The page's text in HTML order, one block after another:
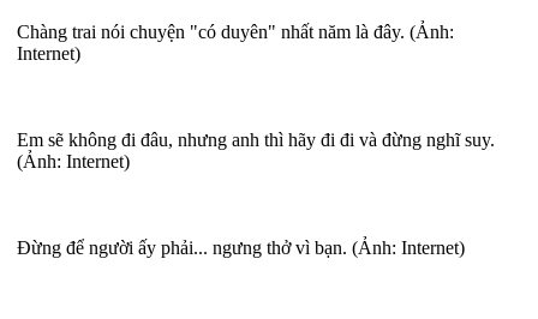
Chàng trai nói chuyện "có duyên" nhất năm là đây. (Ảnh:
Internet)
Em sẽ không đi đâu, nhưng anh thì hãy đi đi và đừng nghĩ suy.
(Ảnh: Internet)
Đừng để người ấy phải... ngưng thở vì bạn. (Ảnh: Internet)